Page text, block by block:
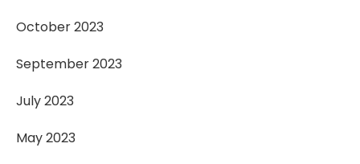
October 2023
September 2023
July 2023
May 2023